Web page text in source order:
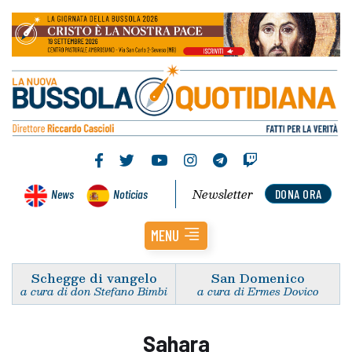
News Noticias DONA ORA
Newsletter
MENU
Schegge di vangelo
a cura di don Stefano Bimbi
San Domenico
a cura di Ermes Dovico
Sahara